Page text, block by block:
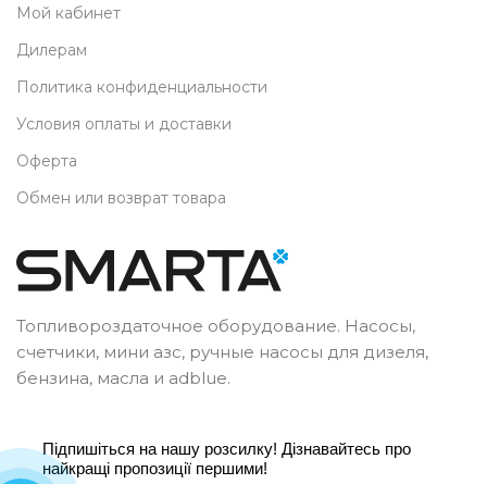
Мой кабинет
Дилерам
Политика конфиденциальности
Условия оплаты и доставки
Оферта
Обмен или возврат товара
Топливороздаточное оборудование. Насосы,
счетчики, мини азс, ручные насосы для дизеля,
бензина, масла и adblue.
Підпишіться на нашу розсилку! Дізнавайтесь про
найкращі пропозиції першими!